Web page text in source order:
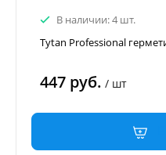
В наличии: 4 шт.
Tytan Professional
447 руб. / шт